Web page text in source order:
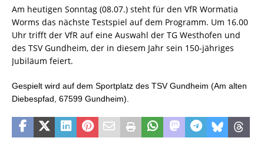
Am heutigen Sonntag (08.07.) steht für den VfR Wormatia
Worms das nächste Testspiel auf dem Programm. Um 16.00
Uhr trifft der VfR auf eine Auswahl der TG Westhofen und
des TSV Gundheim, der in diesem Jahr sein 150-jähriges
Jubiläum feiert.
Gespielt wird auf dem Sportplatz des TSV Gundheim (Am alten
Diebespfad, 67599 Gundheim).